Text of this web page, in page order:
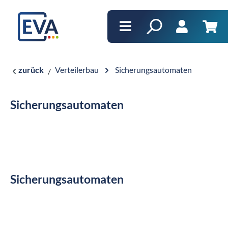
springen
zurück Verteilerbau Sicherungsautomaten
Sicherungsautomaten
Sicherungsautomaten